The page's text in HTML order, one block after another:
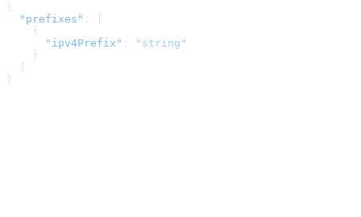
{
  "prefixes"
: [
    {
      "ipv4Prefix"
:
"string"
    }
}